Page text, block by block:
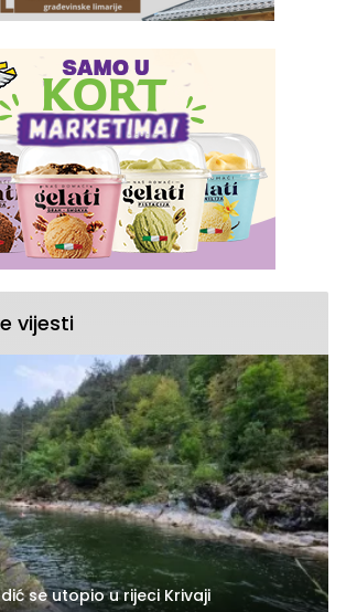
vijesti
se utopio u rijeci Krivaji